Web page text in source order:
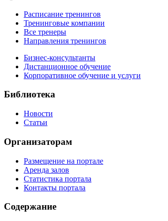
Расписание тренингов
Тренинговые компании
Все тренеры
Направления тренингов
Бизнес-консультанты
Дистанционное обучение
Корпоративное обучение и услуги
Библиотека
Новости
Статьи
Организаторам
Размещение на портале
Аренда залов
Статистика портала
Контакты портала
Содержание